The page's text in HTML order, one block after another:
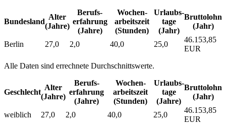
Bundesland
Alter
(Jahre)
Berufs­
erfahrung
(Jahre)
Wochen­
arbeitszeit
(Stunden)
Urlaubs­
tage
(Jahr)
Bruttolohn
(Jahr)
Berlin 27,0 2,0 40,0 25,0
46.153,85
EUR
Alle Daten sind errechnete Durchschnittswerte.
Geschlecht
Alter
(Jahre)
Berufs­
erfahrung
(Jahre)
Wochen­
arbeitszeit
(Stunden)
Urlaubs­
tage
(Jahre)
Bruttolohn
(Jahr)
weiblich 27,0 2,0 40,0 25,0
46.153,85
EUR